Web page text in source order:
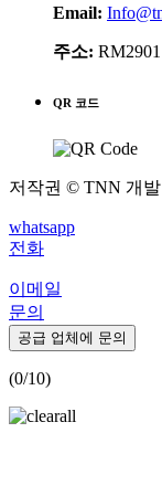
Email:
주소:
QR 코드
저작권 © TNN 개
whatsapp
전화
이메일
문의
공급 업체에 문의
(0/10)